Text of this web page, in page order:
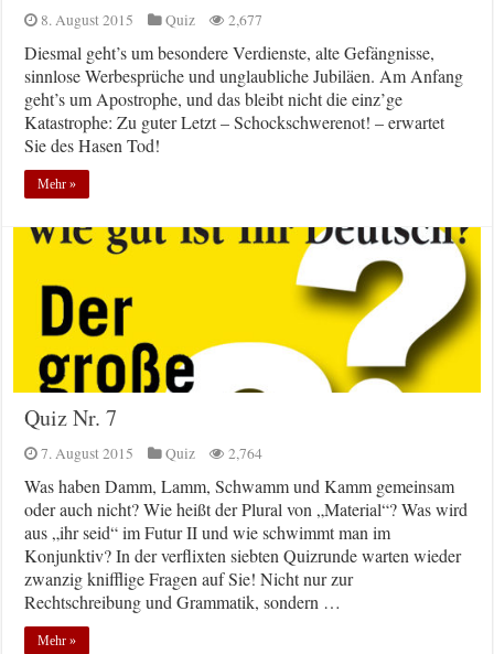
8. August 2015 Quiz 2,677
Diesmal geht’s um besondere Verdienste, alte Gefängnisse,
sinnlose Werbesprüche und unglaubliche Jubiläen. Am Anfang
geht’s um Apostrophe, und das bleibt nicht die einz’ge
Katastrophe: Zu guter Letzt – Schockschwerenot! – erwartet
Sie des Hasen Tod!
Mehr »
Quiz Nr. 7
7. August 2015 Quiz 2,764
Was haben Damm, Lamm, Schwamm und Kamm gemeinsam
oder auch nicht? Wie heißt der Plural von „Material“? Was wird
aus „ihr seid“ im Futur II und wie schwimmt man im
Konjunktiv? In der verflixten siebten Quizrunde warten wieder
zwanzig knifflige Fragen auf Sie! Nicht nur zur
Rechtschreibung und Grammatik, sondern …
Mehr »